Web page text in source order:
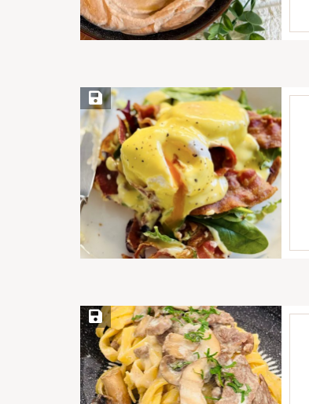
Save Recipe
Save Recipe